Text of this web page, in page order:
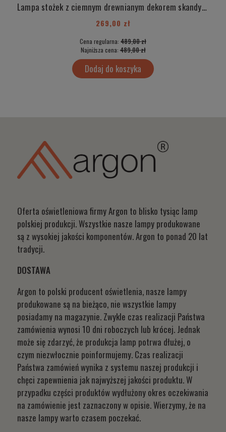
Lampa stożek z ciemnym drewnianym dekorem skandynawska lampa Made in Poland KEGEL 8630
269,00 zł
Cena regularna: 489,00 zł
Najniższa cena:489,00 zł
Dodaj do koszyka
Oferta oświetleniowa firmy Argon to blisko tysiąc lamp
polskiej produkcji. Wszystkie nasze lampy produkowane
są z wysokiej jakości komponentów. Argon to ponad 20 lat
tradycji.
DOSTAWA
Argon to polski producent oświetlenia, nasze lampy
produkowane są na bieżąco, nie wszystkie lampy
posiadamy na magazynie. Zwykle czas realizacji Państwa
zamówienia wynosi 10 dni roboczych lub krócej. Jednak
może się zdarzyć, że produkcja lamp potrwa dłużej, o
czym niezwłocznie poinformujemy. Czas realizacji
Państwa zamówień wynika z systemu naszej produkcji i
chęci zapewnienia jak najwyższej jakości produktu. W
przypadku części produktów wydłużony okres oczekiwania
na zamówienie jest zaznaczony w opisie. Wierzymy, że na
nasze lampy warto czasem poczekać.